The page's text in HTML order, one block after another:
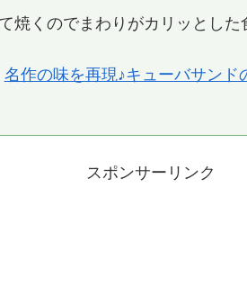
焼くのでまわりがカリッとした
名作の味を再現♪キューバサンド
スポンサーリンク